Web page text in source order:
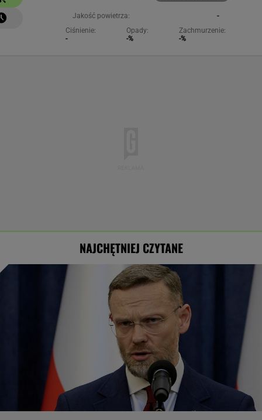
Jakość powietrza:
-
Ciśnienie:
-
Opady:
-%
Zachmurzenie:
-%
NAJCHĘTNIEJ CZYTANE